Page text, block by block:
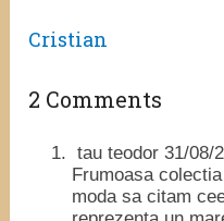
Cristian
2 Comments
tau teodor 31/08/
Frumoasa
moda sa citam